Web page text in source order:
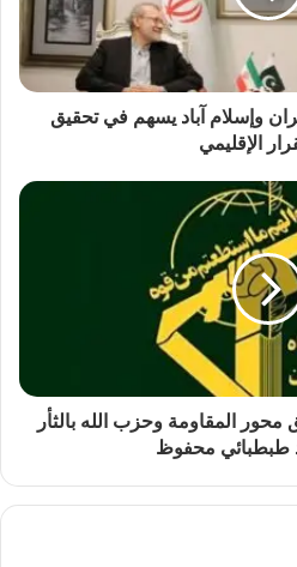
وإسلام آباد يسهم في تحقيق
الإقليمي
محور المقاومة وحزب الله بالثأر
طبطبائي محفوظ